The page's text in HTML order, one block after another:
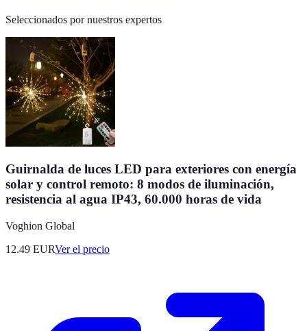
Seleccionados por nuestros expertos
Guirnalda de luces LED para exteriores con energía
solar y control remoto: 8 modos de iluminación,
resistencia al agua IP43, 60.000 horas de vida
Voghion Global
12.49 EURVer el precio